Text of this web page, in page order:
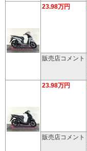
23.98万円
販売店コメント
23.98万円
販売店コメント